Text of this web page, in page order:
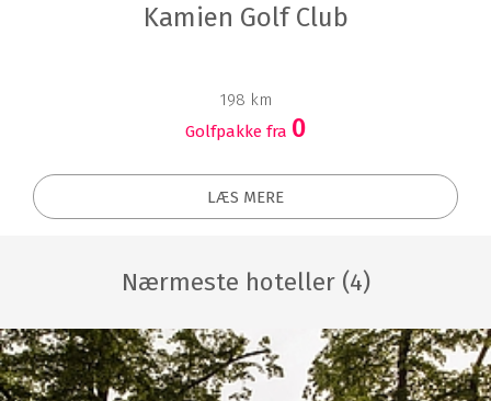
Kamien Golf Club
198 km
Golfpakke fra 0
LÆS MERE
Nærmeste hoteller (4)